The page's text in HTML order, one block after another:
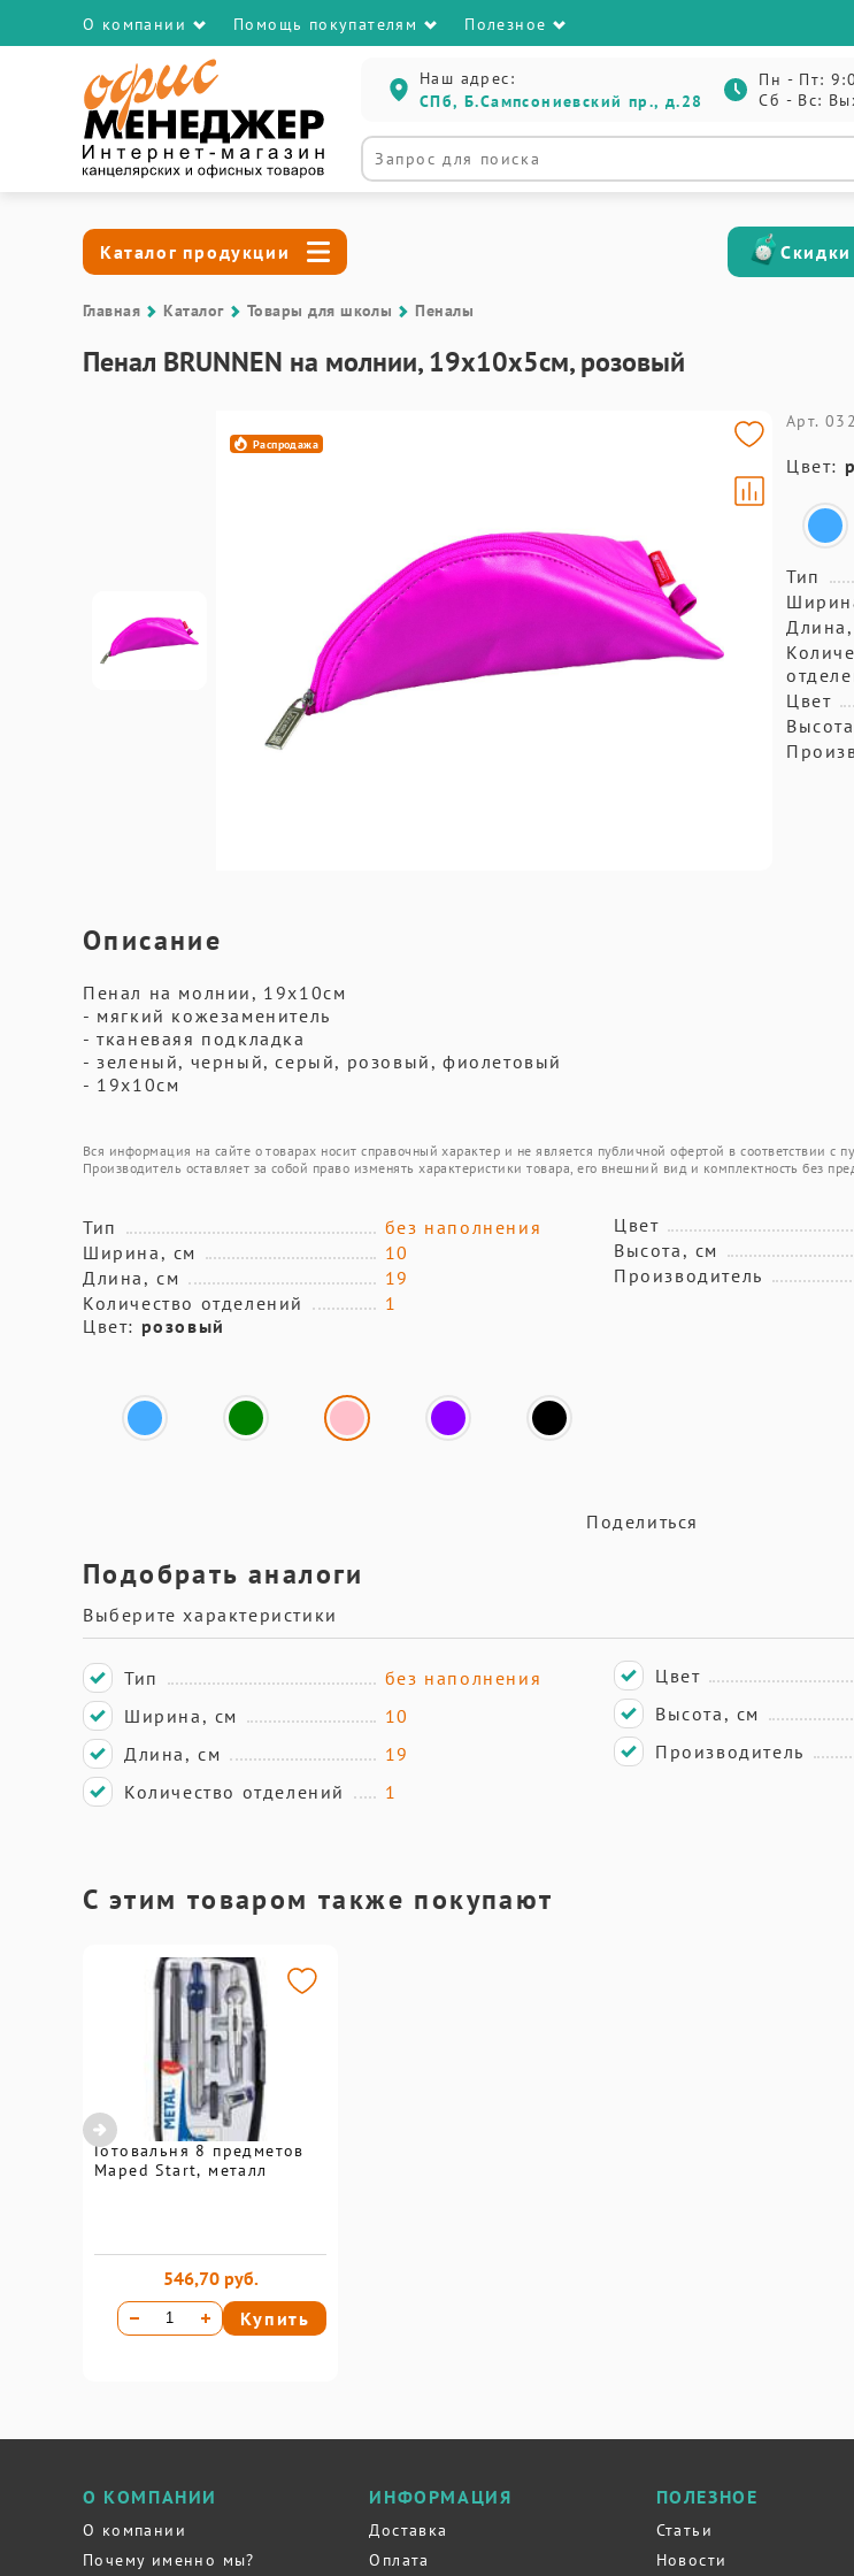
О компании Помощь покупателям Полезное
Наш адрес:
СПб, Б.Сампсониевский пр., д.28
Пн - Пт:
Сб - Вс:
Каталог продукции
Главная Каталог Товары для школы Пеналы
Пенал BRUNNEN на молнии, 19х10х5см, розовый
Распродажа
Арт.
Цвет:
Тип
Цвет
Описание
Пенал на молнии, 19х10см
- мягкий кожезаменитель
- тканеваяя подкладка
- зеленый, черный, серый, розовый, фиолетовый
- 19х10см
Вся информация на сайте о товарах носит справочный характер и не является публичной офертой в соответствии с
Производитель оставляет за собой право изменять характеристики товара, его внешний вид и комплектность без
Тип
без наполнения
Ширина, см
10
Длина, см
19
Количество отделений
1
Цвет
Высота, см
Производитель
Цвет: розовый
Поделиться
Подобрать аналоги
Выберите характеристики
Тип
без наполнения
Ширина, см
10
Длина, см
19
Количество отделений
1
Цвет
Высота, см
Производитель
С этим товаром также покупают
Готовальня 8 предметов
Maped Start, металл
546,70 руб.
Купить
О КОМПАНИИ
О компании
Почему именно мы?
ИНФОРМАЦИЯ
Доставка
Оплата
ПОЛЕЗНОЕ
Статьи
Новости